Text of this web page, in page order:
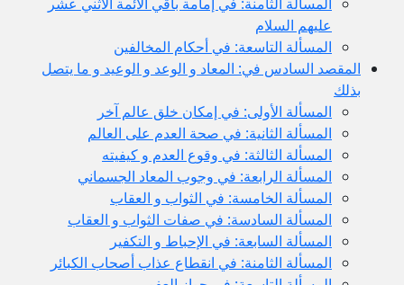
عليهم السلام
المسألة التاسعة: في أحكام المخالفين
المقصد السادس في: المعاد و الوعد و الوعيد و ما يتصل
بذلك
المسألة الأولى: في إمكان خلق عالم آخر
المسألة الثانية: في صحة العدم على العالم
المسألة الثالثة: في وقوع العدم و كيفيته
المسألة الرابعة: في وجوب المعاد الجسماني
المسألة الخامسة: في الثواب و العقاب
المسألة السادسة: في صفات الثواب و العقاب
المسألة السابعة: في الإحباط و التكفير
المسألة الثامنة: في انقطاع عذاب أصحاب الكبائر